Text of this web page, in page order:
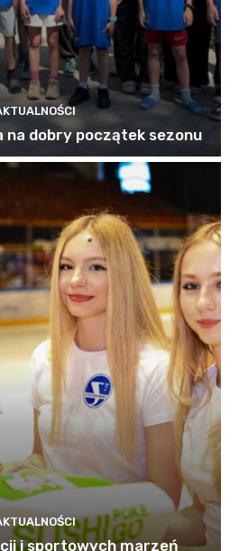
na dobry początek sezonu
i sportowych marzeń